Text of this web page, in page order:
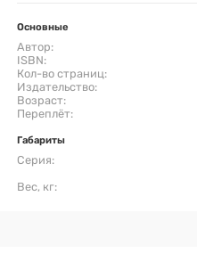
Основные
Автор:
ISBN:
Кол-во страниц:
Издательство:
Возраст:
Переплёт:
Габариты
Серия:
Вес, кг: